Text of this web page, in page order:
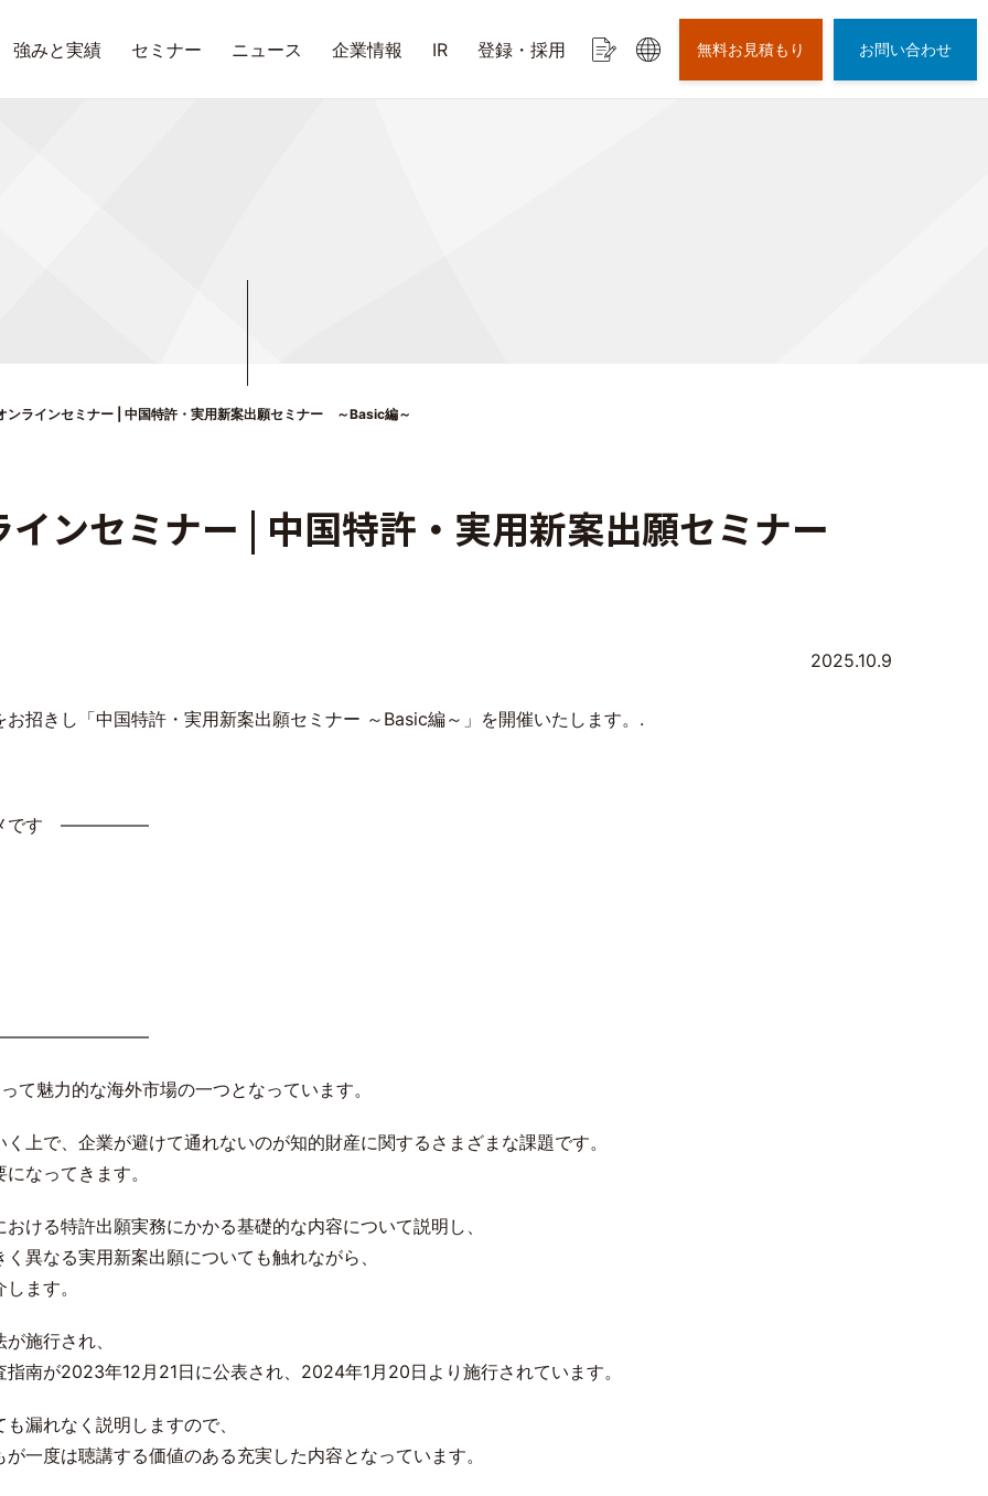
強みと実績 セミナー ニュース 企業情報 IR 登録・採用 無料お見積もり お問い合わせ
ンラインセミナー | 中国特許・実用新案出願セミナー ～Basic編～
ンセミナー | 中国特許・実用新案出願セミナー
2025.10.9
招きし「中国特許・実用新案出願セミナー ～Basic編～」を開催いたします。.
メです ―――――
て魅力的な海外市場の一つとなっています。
上で、企業が避けて通れないのが知的財産に関するさまざまな課題です。
なってきます。
ける特許出願実務にかかる基礎的な内容について説明し、
異なる実用新案出願についても触れながら、
ます。
施行され、
南が2023年12月21日に公表され、2024年1月20日より施行されています。
漏れなく説明しますので、
一度は聴講する価値のある充実した内容となっています。